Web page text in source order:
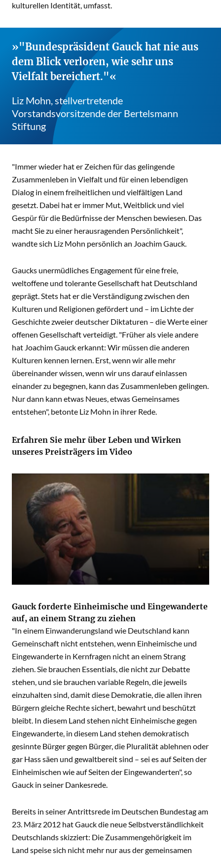
kulturellen Identität, umfasst.
"Bundespräsident Gauck hat nie aus
dem Blick verloren, wie sehr uns
Vielfalt bereichert."
Liz Mohn, stellvertretende
Vorstandsvorsitzende der Bertelsmann
Stiftung
"Immer wieder hat er Zeichen für das gelingende
Zusammenleben in Vielfalt und für einen lebendigen
Dialog in einem freiheitlichen und vielfältigen Land
gesetzt. Dabei hat er immer Mut, Weitblick und viel
Gespür für die Bedürfnisse der Menschen bewiesen. Das
macht Sie zu einer herausragenden Persönlichkeit",
wandte sich Liz Mohn persönlich an Joachim Gauck.
Gaucks unermüdliches Engagement für eine freie,
weltoffene und tolerante Gesellschaft hat Deutschland
geprägt. Stets hat er die Verständigung zwischen den
Kulturen und Religionen gefördert und – im Lichte der
Geschichte zweier deutscher Diktaturen – die Werte einer
offenen Gesellschaft verteidigt. "Früher als viele andere
hat Joachim Gauck erkannt: Wir müssen die anderen
Kulturen kennen lernen. Erst, wenn wir alle mehr
übereinander wissen, wenn wir uns darauf einlassen
einander zu begegnen, kann das Zusammenleben gelingen.
Nur dann kann etwas Neues, etwas Gemeinsames
entstehen", betonte Liz Mohn in ihrer Rede.
Erfahren Sie mehr über Leben und Wirken
unseres Preisträgers im Video
Gauck forderte Einheimische und Eingewanderte
auf, an einem Strang zu ziehen
"In einem Einwanderungsland wie Deutschland kann
Gemeinschaft nicht entstehen, wenn Einheimische und
Eingewanderte in Kernfragen nicht an einem Strang
ziehen. Sie brauchen Essentials, die nicht zur Debatte
stehen, und sie brauchen variable Regeln, die jeweils
einzuhalten sind, damit diese Demokratie, die allen ihren
Bürgern gleiche Rechte sichert, bewahrt und beschützt
bleibt. In diesem Land stehen nicht Einheimische gegen
Eingewanderte, in diesem Land stehen demokratisch
gesinnte Bürger gegen Bürger, die Pluralität ablehnen oder
gar Hass säen und gewaltbereit sind – sei es auf Seiten der
Einheimischen wie auf Seiten der Eingewanderten", so
Gauck in seiner Dankesrede.
Bereits in seiner Antrittsrede im Deutschen Bundestag am
23. März 2012 hat Gauck die neue Selbstverständlichkeit
Deutschlands skizziert: Die Zusammengehörigkeit im
Land speise sich nicht mehr nur aus der gemeinsamen